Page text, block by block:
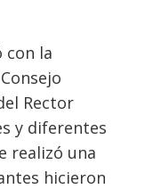
con la
Rector
y diferentes
realizó una
hicieron